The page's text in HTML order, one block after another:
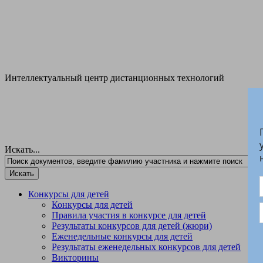
Интеллектуальный центр дистанционных технологий
Искать...
Конкурсы для детей
Конкурсы для детей
Правила участия в конкурсе для детей
Результаты конкурсов для детей (жюри)
Еженедельные конкурсы для детей
Результаты еженедельных конкурсов для детей
Викторины